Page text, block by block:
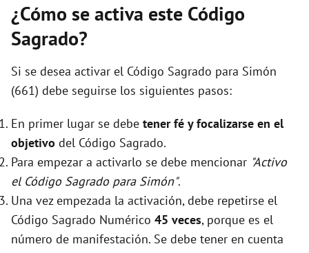
¿Cómo se activa este Código
Sagrado?
Si se desea activar el Código Sagrado para Simón
(661) debe seguirse los siguientes pasos:
En primer lugar se debe tener fé y focalizarse en el
objetivo del Código Sagrado.
Para empezar a activarlo se debe mencionar "Activo
el Código Sagrado para Simón".
Una vez empezada la activación, debe repetirse el
Código Sagrado Numérico 45 veces, porque es el
número de manifestación. Se debe tener en cuenta